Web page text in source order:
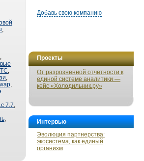
Добавь свою компанию
Проекты
От разрозненной отчетности к
единой системе аналитики —
кейс «Холодильник.ру»
Интервью
Эволюция партнерства:
экосистема, как единый
организм
,
,
,
,
,
7.7,
,